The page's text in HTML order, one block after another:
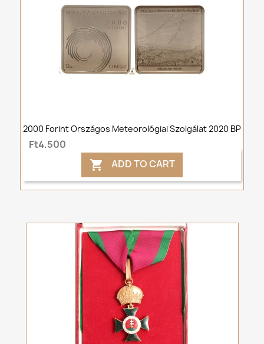
2000 Forint Országos Meteorológiai Szolgálat 2020 BP
Ft4,500
 ADD TO CART